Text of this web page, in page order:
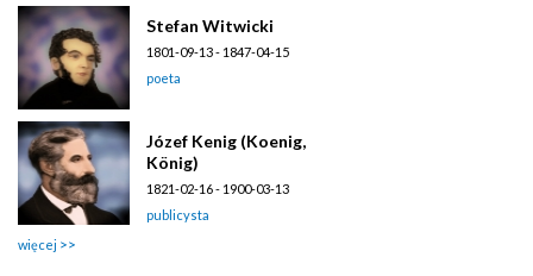
Stefan Witwicki
1801-09-13 - 1847-04-15
poeta
Józef Kenig (Koenig,
König)
1821-02-16 - 1900-03-13
publicysta
więcej